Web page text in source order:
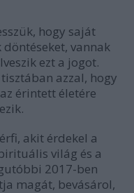
hogy saját
vannak
ezt a jogot.
azzal, hogy
érintett életére
akit érdekel a
világ és a
2017-ben
magát, bevásárol,